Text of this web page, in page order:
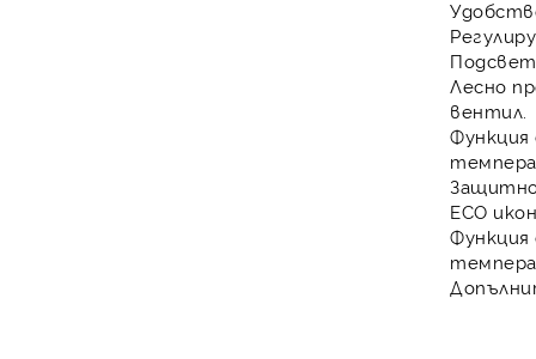
Лесно
вентил.
Функция
ECO
Функция